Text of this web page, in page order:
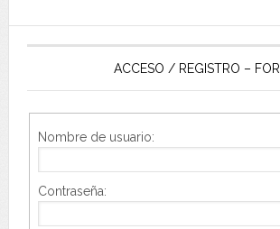
ACCESO / REGISTRO –
Nombre de usuario:
Contraseña: